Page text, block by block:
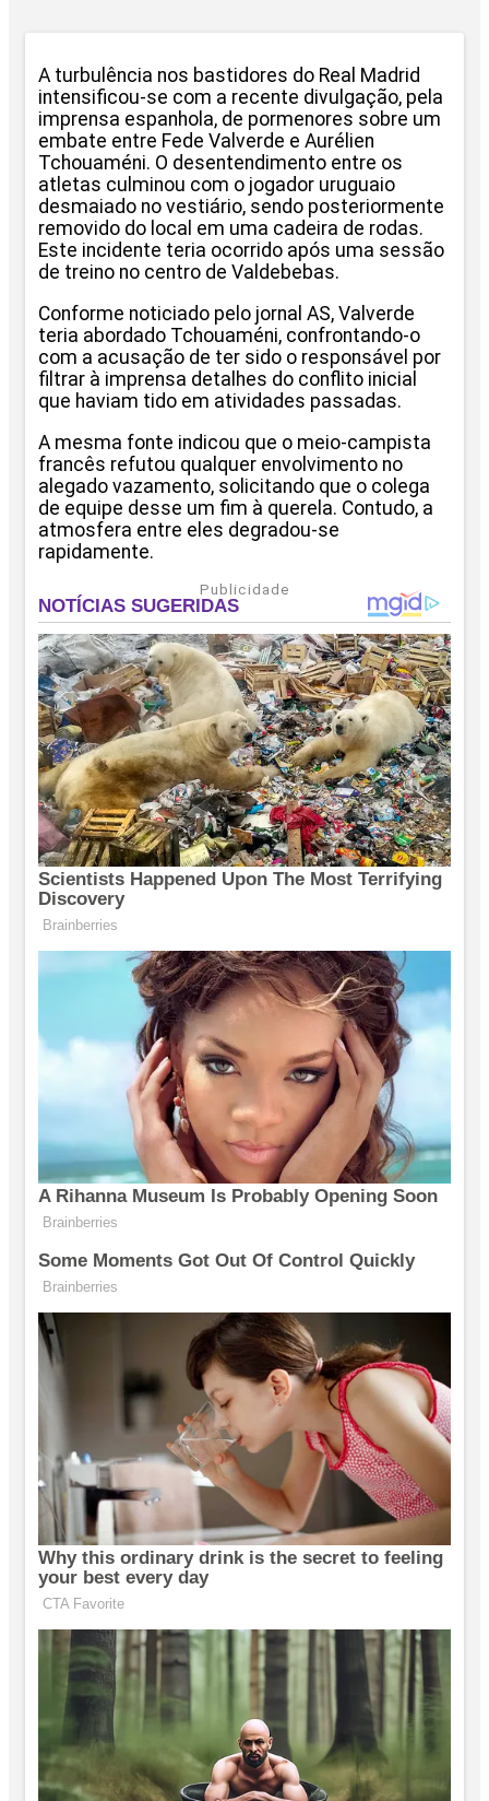
A turbulência nos bastidores do Real Madrid
intensificou-se com a recente divulgação, pela
imprensa espanhola, de pormenores sobre um
embate entre Fede Valverde e Aurélien
Tchouaméni. O desentendimento entre os
atletas culminou com o jogador uruguaio
desmaiado no vestiário, sendo posteriormente
removido do local em uma cadeira de rodas.
Este incidente teria ocorrido após uma sessão
de treino no centro de Valdebebas.
Conforme noticiado pelo jornal AS, Valverde
teria abordado Tchouaméni, confrontando-o
com a acusação de ter sido o responsável por
filtrar à imprensa detalhes do conflito inicial
que haviam tido em atividades passadas.
A mesma fonte indicou que o meio-campista
francês refutou qualquer envolvimento no
alegado vazamento, solicitando que o colega
de equipe desse um fim à querela. Contudo, a
atmosfera entre eles degradou-se
rapidamente.
Publicidade